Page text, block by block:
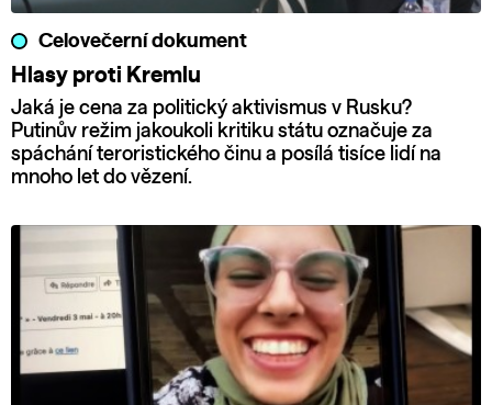
Celovečerní dokument
Hlasy proti Kremlu
Jaká je cena za politický aktivismus v Rusku?
Putinův režim jakoukoli kritiku státu označuje za
spáchání teroristického činu a posílá tisíce lidí na
mnoho let do vězení.